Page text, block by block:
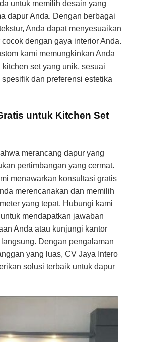
untuk memilih desain yang
dapur Anda. Dengan berbagai
Anda dapat menyesuaikan
dengan gaya interior Anda.
kami memungkinkan Anda
set yang unik, sesuai
dan preferensi estetika
untuk Kitchen Set
merancang dapur yang
pertimbangan yang cermat.
menawarkan konsultasi gratis
merencanakan dan memilih
yang tepat. Hubungi kami
mendapatkan jawaban
Anda atau kunjungi kantor
Dengan pengalaman
yang luas, CV Jaya Intero
solusi terbaik untuk dapur